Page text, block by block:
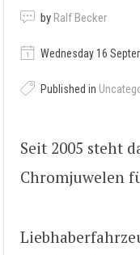
by Ralf Becker
Wednesday 16
Published in
Seit 2005 steht
Chromjuwelen